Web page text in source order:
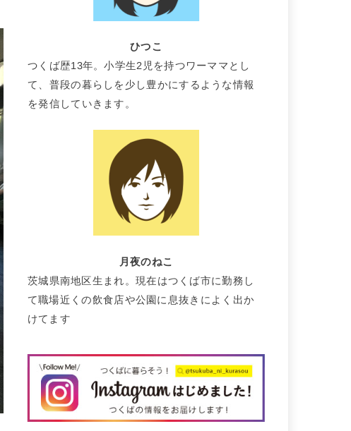
ひつこ
つくば歴13年。小学生2児を持つワーママとし
て、普段の暮らしを少し豊かにするような情報
を発信していきます。
月夜のねこ
茨城県南地区生まれ。現在はつくば市に勤務し
て職場近くの飲食店や公園に息抜きによく出か
けてます